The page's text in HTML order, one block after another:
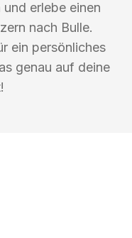
erlebe einen
nach Bulle.
ein persönliches
genau auf deine